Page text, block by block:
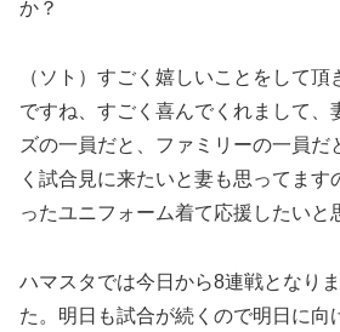
か？
（ソト）すごく嬉しいことをして
ですね、すごく喜んでくれまして、
ズの一員だと、ファミリーの一員だ
く試合見に来たいと妻も思ってます
ったユニフォーム着て応援したいと
ハマスタでは今日から8連戦となり
た。明日も試合が続くので明日に向